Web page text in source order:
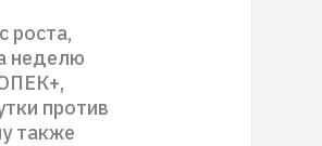
роста,
неделю
против
также